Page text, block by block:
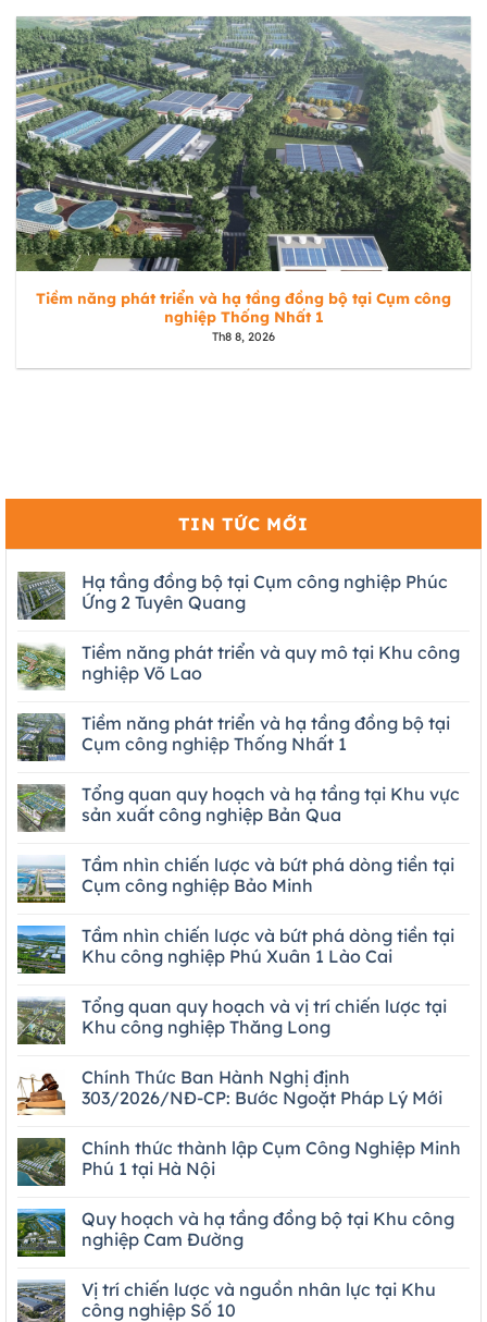
Tiềm năng phát triển và hạ tầng đồng bộ tại Cụm công
nghiệp Thống Nhất 1
Th8 8, 2026
TIN TỨC MỚI
Hạ tầng đồng bộ tại Cụm công nghiệp Phúc
Ứng 2 Tuyên Quang
Tiềm năng phát triển và quy mô tại Khu công
nghiệp Võ Lao
Tiềm năng phát triển và hạ tầng đồng bộ tại
Cụm công nghiệp Thống Nhất 1
Tổng quan quy hoạch và hạ tầng tại Khu vực
sản xuất công nghiệp Bản Qua
Tầm nhìn chiến lược và bứt phá dòng tiền tại
Cụm công nghiệp Bảo Minh
Tầm nhìn chiến lược và bứt phá dòng tiền tại
Khu công nghiệp Phú Xuân 1 Lào Cai
Tổng quan quy hoạch và vị trí chiến lược tại
Khu công nghiệp Thăng Long
Chính Thức Ban Hành Nghị định
303/2026/NĐ-CP: Bước Ngoặt Pháp Lý Mới
Chính thức thành lập Cụm Công Nghiệp Minh
Phú 1 tại Hà Nội
Quy hoạch và hạ tầng đồng bộ tại Khu công
nghiệp Cam Đường
Vị trí chiến lược và nguồn nhân lực tại Khu
công nghiệp Số 10